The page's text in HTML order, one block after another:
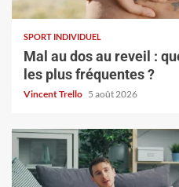
SPORT INDIVIDUEL
Mal au dos au reveil :
les plus fréquentes ?
Vincent Trello 5 août 2026